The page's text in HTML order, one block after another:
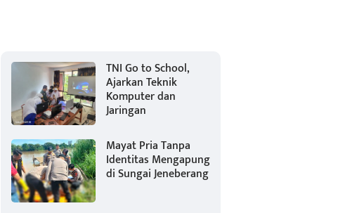
TNI Go to School,
Ajarkan Teknik
Komputer dan
Jaringan
Mayat Pria Tanpa
Identitas Mengapung
di Sungai Jeneberang